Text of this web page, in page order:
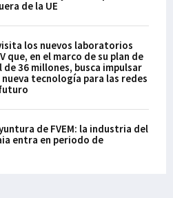
de la UE
los nuevos laboratorios
que, en el marco de su plan de
36 millones, busca impulsar
tecnología para las redes
de FVEM: la industria del
entra en periodo de